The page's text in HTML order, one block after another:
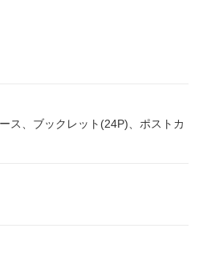
ス、ブックレット(24P)、ポストカ